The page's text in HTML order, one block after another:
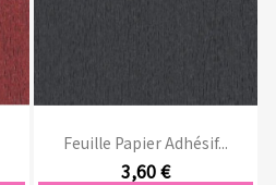
Feuille Papier Adhésif...
3,60 €